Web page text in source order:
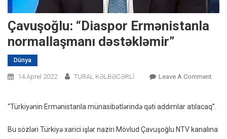
Çavuşoğlu: “Diaspor Ermənistanla
normallaşmanı dəstəkləmir”
Dünya
14 Aprel 2022 TURAL KƏLBƏCƏRLİ Leave A CommentOn
“Türkiyənin Ermənistanla münasibətlərində qəti addımlar atılacaq”.
Bu sözləri Türkiyə xarici işlər naziri Mövlud Çavuşoğlu NTV kanalına